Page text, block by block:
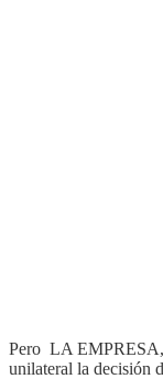
Pero LA EMPRESA,
unilateral la decisión